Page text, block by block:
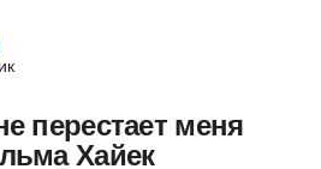
перестает меня
Хайек